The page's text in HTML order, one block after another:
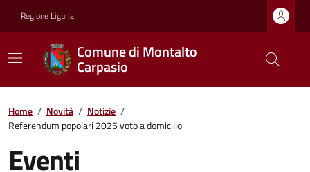
Regione Liguria
Comune di Montalto
Carpasio
Home / Novità / Notizie /
Referendum popolari 2025 voto a domicilio
Eventi